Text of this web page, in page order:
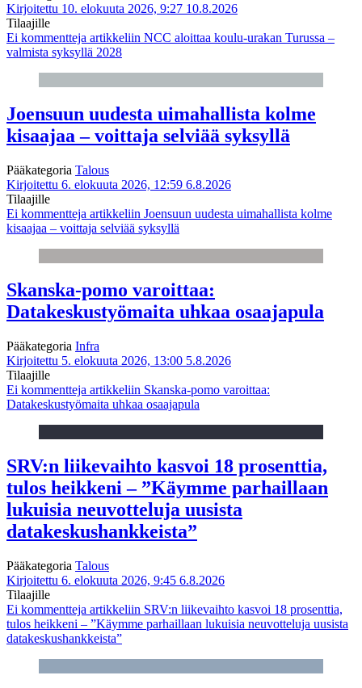
Kirjoitettu 10. elokuuta 2026, 9:27 10.8.2026
Tilaajille
Ei kommentteja artikkeliin NCC aloittaa koulu-urakan Turussa –
valmista syksyllä 2028
Joensuun uudesta uimahallista kolme
kisaajaa – voittaja selviää syksyllä
Pääkategoria Talous
Kirjoitettu 6. elokuuta 2026, 12:59 6.8.2026
Tilaajille
Ei kommentteja artikkeliin Joensuun uudesta uimahallista kolme
kisaajaa – voittaja selviää syksyllä
Skanska-pomo varoittaa:
Datakeskustyömaita uhkaa osaajapula
Pääkategoria Infra
Kirjoitettu 5. elokuuta 2026, 13:00 5.8.2026
Tilaajille
Ei kommentteja artikkeliin Skanska-pomo varoittaa:
Datakeskustyömaita uhkaa osaajapula
SRV:n liikevaihto kasvoi 18 prosenttia,
tulos heikkeni – ”Käymme parhaillaan
lukuisia neuvotteluja uusista
datakeskushankkeista”
Pääkategoria Talous
Kirjoitettu 6. elokuuta 2026, 9:45 6.8.2026
Tilaajille
Ei kommentteja artikkeliin SRV:n liikevaihto kasvoi 18 prosenttia,
tulos heikkeni – ”Käymme parhaillaan lukuisia neuvotteluja uusista
datakeskushankkeista”